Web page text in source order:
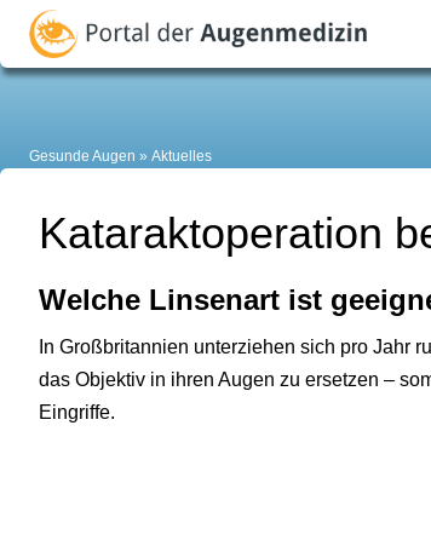
Gesunde Augen Aktuelles
Kataraktoperation
Welche Linsenart ist
In Großbritannien unterziehen sich pro Jahr
das Objektiv in ihren Augen zu ersetzen –
Eingriffe.